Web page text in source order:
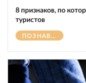
8 признаков, по
туристов
ПОЗНАВАТЕЛЬНОЕ